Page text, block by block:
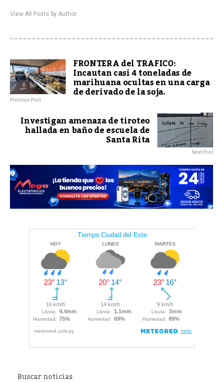
View All Posts by Author
FRONTERA del TRAFICO:
Incautan casi 4 toneladas de
marihuana ocultas en una carga
de derivado de la soja.
Previous Post
Investigan amenaza de tiroteo
hallada en baño de escuela de
Santa Rita
Next Post